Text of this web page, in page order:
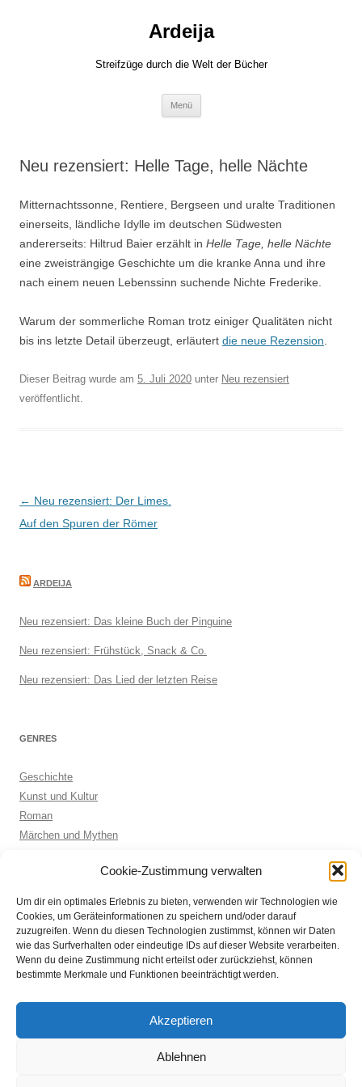
Cookie-Zustimmung verwalten
Um dir ein optimales Erlebnis zu bieten, verwenden wir Technologien wie
Cookies, um Geräteinformationen zu speichern und/oder darauf
zuzugreifen. Wenn du diesen Technologien zustimmst, können wir Daten
wie das Surfverhalten oder eindeutige IDs auf dieser Website verarbeiten.
Wenn du deine Zustimmung nicht erteilst oder zurückziehst, können
bestimmte Merkmale und Funktionen beeinträchtigt werden.
Akzeptieren
Ablehnen
Ardeija
Streifzüge durch die Welt der Bücher
Menü
Neu rezensiert: Helle Tage, helle Nächte
Mitternachtssonne, Rentiere, Bergseen und uralte Traditionen
einerseits, ländliche Idylle im deutschen Südwesten
andererseits: Hiltrud Baier erzählt in Helle Tage, helle Nächte
eine zweisträngige Geschichte um die kranke Anna und ihre
nach einem neuen Lebenssinn suchende Nichte Frederike.
Warum der sommerliche Roman trotz einiger Qualitäten nicht
bis ins letzte Detail überzeugt, erläutert die neue Rezension
Dieser Beitrag wurde am 5. Juli 2020 unter Neu rezensiert
veröffentlicht.
Beitragsnavigation
← Neu rezensiert: Der Limes.
Auf den Spuren der Römer
ARDEIJA
Neu rezensiert: Das kleine Buch der Pinguine
Neu rezensiert: Frühstück, Snack & Co.
Neu rezensiert: Das Lied der letzten Reise
GENRES
Geschichte
Kunst und Kultur
Roman
Märchen und Mythen
Sachbuch allgemein
ARCHIVE
Archive